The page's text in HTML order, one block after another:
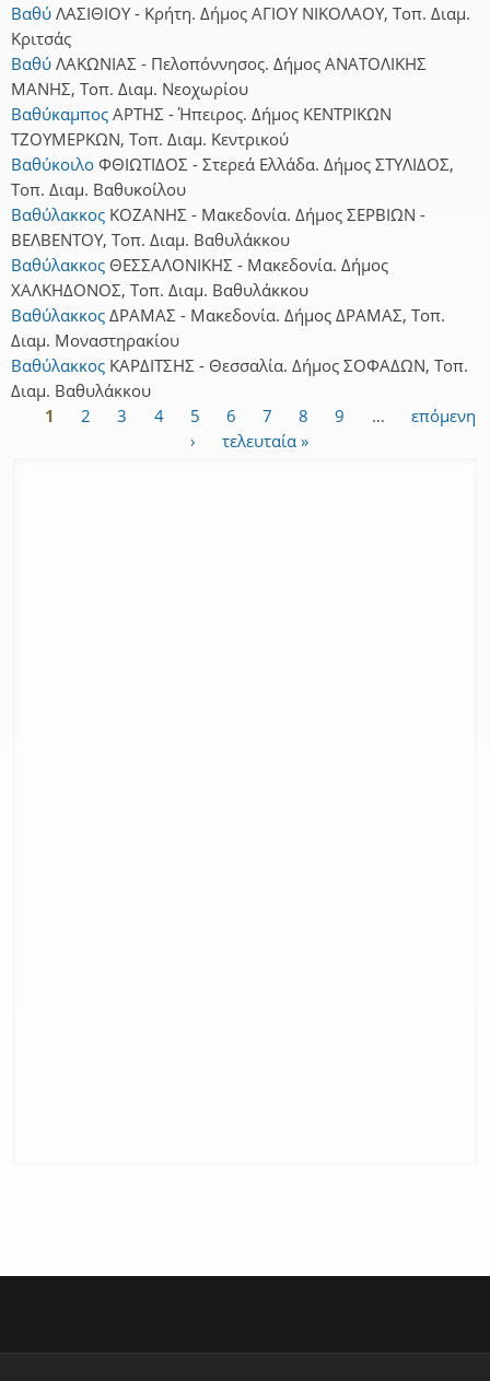
Βαθύ ΛΑΣΙΘΙΟΥ - Κρήτη. Δήμος ΑΓΙΟΥ ΝΙΚΟΛΑΟΥ, Τοπ. Διαμ.
Κριτσάς
Βαθύ ΛΑΚΩΝΙΑΣ - Πελοπόννησος. Δήμος ΑΝΑΤΟΛΙΚΗΣ
ΜΑΝΗΣ, Τοπ. Διαμ. Νεοχωρίου
Βαθύκαμπος ΑΡΤΗΣ - Ήπειρος. Δήμος ΚΕΝΤΡΙΚΩΝ
ΤΖΟΥΜΕΡΚΩΝ, Τοπ. Διαμ. Κεντρικού
Βαθύκοιλο ΦΘΙΩΤΙΔΟΣ - Στερεά Ελλάδα. Δήμος ΣΤΥΛΙΔΟΣ,
Τοπ. Διαμ. Βαθυκοίλου
Βαθύλακκος ΚΟΖΑΝΗΣ - Μακεδονία. Δήμος ΣΕΡΒΙΩΝ -
ΒΕΛΒΕΝΤΟΥ, Τοπ. Διαμ. Βαθυλάκκου
Βαθύλακκος ΘΕΣΣΑΛΟΝΙΚΗΣ - Μακεδονία. Δήμος
ΧΑΛΚΗΔΟΝΟΣ, Τοπ. Διαμ. Βαθυλάκκου
Βαθύλακκος ΔΡΑΜΑΣ - Μακεδονία. Δήμος ΔΡΑΜΑΣ, Τοπ.
Διαμ. Μοναστηρακίου
Βαθύλακκος ΚΑΡΔΙΤΣΗΣ - Θεσσαλία. Δήμος ΣΟΦΑΔΩΝ, Τοπ.
Διαμ. Βαθυλάκκου
1 2 3 4 5 6 7 8 9 …
επόμενη
›
τελευταία »